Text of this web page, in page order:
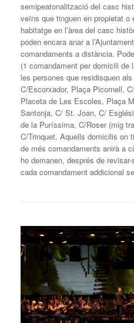
semipeatonalització del casc
veïns que tinguen en propietat o
habitatge en l’àrea del casc
poden encara anar a
comandaments a distància.
(1 comandament per domicili
les persones que residisquen
C/Escorxador, Plaça Picornell,
Placeta de Les Escoles, Plaça
Santonja, C/ St. Joan, C/
de la Puríssima, C/Roser (mig
C/Trinquet. Aquells domicilis on
de més comandaments anirà a
ho demanen, després de
cada comandament addicional